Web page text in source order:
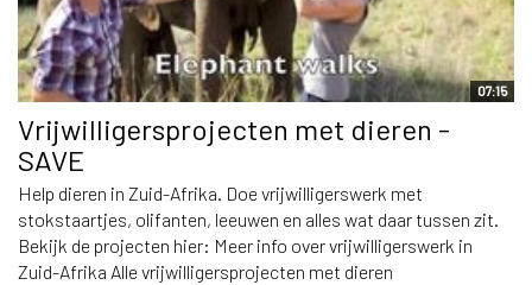
07:15
Vrijwilligersprojecten met dieren -
SAVE
Help dieren in Zuid-Afrika. Doe vrijwilligerswerk met
stokstaartjes, olifanten, leeuwen en alles wat daar tussen zit.
Bekijk de projecten hier: Meer info over vrijwilligerswerk in
Zuid-Afrika Alle vrijwilligersprojecten met dieren